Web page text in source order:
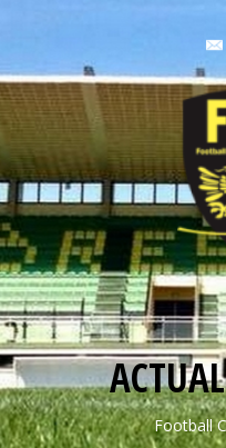
Football